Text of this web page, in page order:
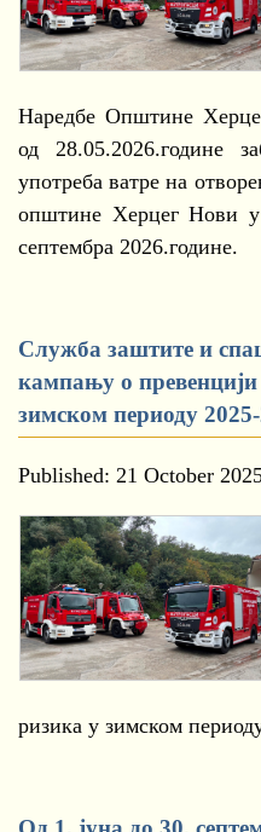
Наредбе Општине
од 28.05.2026.године
употреба ватре на
општине Херцег Нови
септембра 2026.године.
Служба заштите и
кампању о
зимском периоду
Published: 21 October
ризика у зимском